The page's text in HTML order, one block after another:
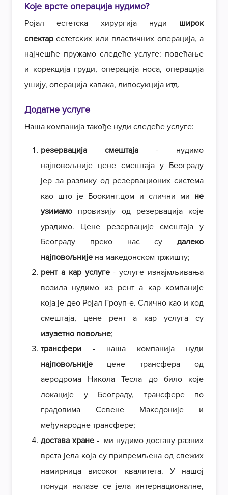
Које врсте операција нудимо?
Ројал естетска хирургија нуди широк
спектар естетских или пластичних операција, а
најчешће пружамо следеће услуге: повећање
и корекција груди, операција носа, операција
ушију, операција капака, липосукција итд.
Додатне услуге
Наша компанија такође нуди следеће услуге:
резервација смештаја- нудимо
најповољније цене смештаја у Београду
јер за разлику од резервационих система
као што је Боокинг.цом и слични ми не
узимамо провизију од резервација које
урадимо. Цене резервације смештаја у
Београду преко нас су далеко
најповољније на македонском тржишту;
рент а кар услуге- услуге изнајмљивања
возила нудимо из рент а кар компаније
која је део Ројал Гроуп-е. Слично као и код
смештаја, цене рент а кар услуга су
изузетно повољне;
трансфери - наша компанија нуди
најповољније цене трансфера од
аеродрома Никола Тесла до било које
локације у Београду, трансфере по
градовима Севене Македоније и
међународне трансфере;
достава хране - ми нудимо доставу разних
врста јела која су припремљена од свежих
намирница високог квалитета. У нашој
понуди налазе се јела интернационалне,